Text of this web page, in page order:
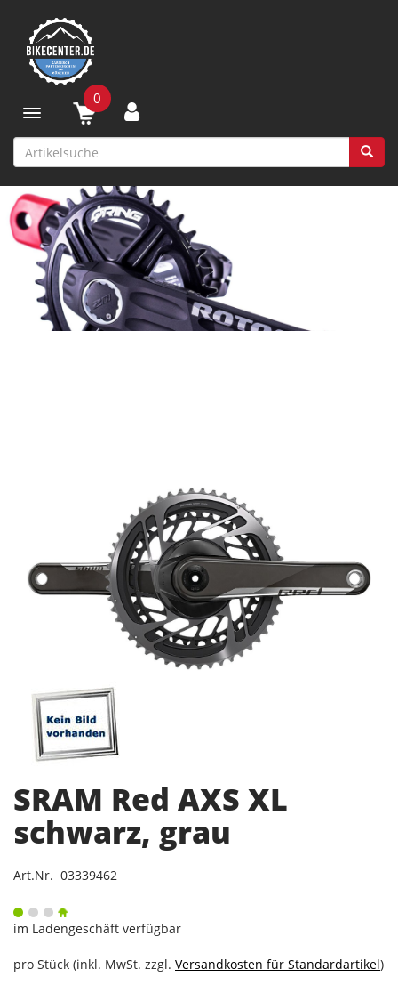
Toggle navigation
0
SRAM Red AXS XL
schwarz, grau
Art.Nr. 03339462
im Ladengeschäft verfügbar
pro Stück (inkl. MwSt. zzgl. Versandkosten für Standardartikel)